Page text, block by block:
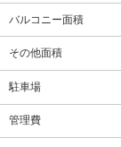
バルコニー面積
その他面積
駐車場
管理費